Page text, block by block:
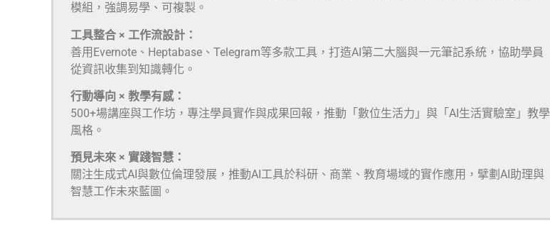
模組，強調易學、可複製。
工具整合 × 工作流設計：
善用Evernote、Heptabase、Telegram等多款工具，打造AI第二大腦與一元筆記系統，協助學員
從資訊收集到知識轉化。
行動導向 × 教學有感：
500+場講座與工作坊，專注學員實作與成果回報，推動「數位生活力」與「AI生活實驗室」教學
風格。
預見未來 × 實踐智慧：
關注生成式AI與數位倫理發展，推動AI工具於科研、商業、教育場域的實作應用，擘劃AI助理與
智慧工作未來藍圖。